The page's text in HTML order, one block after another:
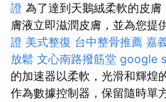
證 為了達到天鵝絨柔軟的皮
膚液立即滋潤皮膚，並為您提
證 美式整復 台中整骨推薦 嘉
放鬆 文心南路撥筋堂 google
的加速器以柔軟，光滑和輝煌
作為數據控制器，保留隨時單